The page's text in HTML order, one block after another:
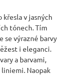
v jasných
tónech. Tím
se výrazné barvy
i eleganci.
a barvami,
Naopak